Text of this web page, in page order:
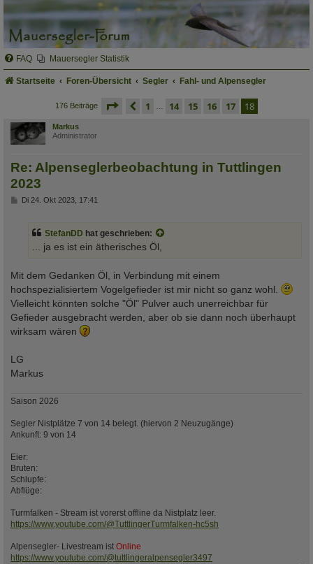
FAQ Mauersegler Statistik
Startseite Foren-Übersicht Segler Fahl- und Alpensegler
176 Beiträge seite 18 von 18
vorherige
1 14 15 16 17 18
Markus
Administrator
Re: Alpenseglerbeobachtung in Tuttlingen
2023
BDi 24. Okt 2023, 17:41
StefanDD hat geschrieben:
... ja es ist ein ätherisches Öl,
Mit dem Gedanken Öl, in Verbindung mit einem
hochspezialisiertem Vogelgefieder ist mir nicht so ganz wohl.
Vielleicht könnten solche "Öl" Pulver auch unerreichbar für
Gefieder ausgebracht werden, aber ob sie dann noch überhaupt
wirksam wären
LG
Markus
Saison 2026
Segler Nistplätze 7 von 14 belegt. (hiervon 2 Neuzugänge)
Ankunft: 9 von 14
Eier:
Bruten:
Schlupfe:
Abflüge:
Turmfalken - Stream ist vorerst offline da Nistplatz leer.
https://www.youtube.com/@TuttlingerTurmfalken-hc5sh
Alpensegler- Livestream ist Online
https://www.youtube.com/@tuttlingeralpensegler3497